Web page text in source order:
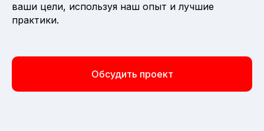
ваши цели, используя наш опыт и лучшие
практики.
Обсудить проект